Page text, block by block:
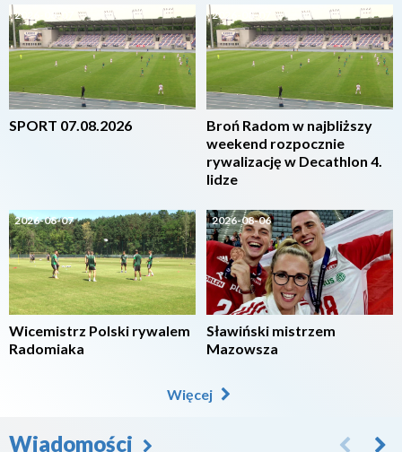
2026-08-07
SPORT 07.08.2026
2026-08-07
Wicemistrz Polski rywalem
Radomiaka
2026-08-07
Broń Radom w najbliższy
weekend rozpocznie
rywalizację w Decathlon 4.
lidze
2026-08-06
Sławiński mistrzem
Mazowsza
Więcej
Wiadomości